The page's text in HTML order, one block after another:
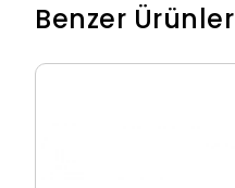
Benzer Ürünler